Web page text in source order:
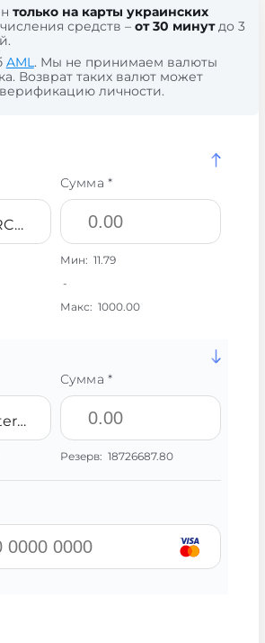
только на карты украинских
средств – от 30 минутдо 3
AML. Мы не принимаем валюты
Возврат таких валют может
личности.
Tether TRC20 USDT
Сумма *
Мин: 11.79
-
Макс: 1000.00
Visa/MasterCard 💳 UAH
Сумма *
Резерв: 18726687.80